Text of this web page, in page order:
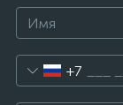
+7